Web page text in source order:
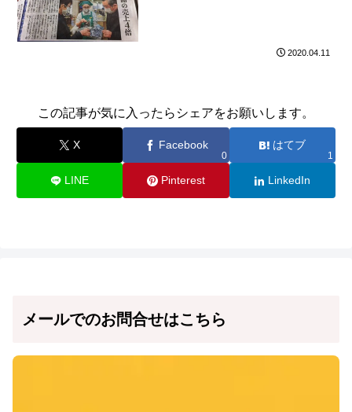
2020.04.11
この記事が気に入ったらシェアをお願いします。
X Facebook
0
はてブ
1
LINE Pinterest LinkedIn
メールでのお問合せはこちら